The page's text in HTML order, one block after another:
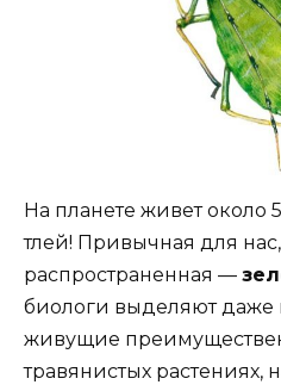
На планете живет около
тлей! Привычная для
распространенная —
биологи выделяют даже
живущие
травянистых растениях,